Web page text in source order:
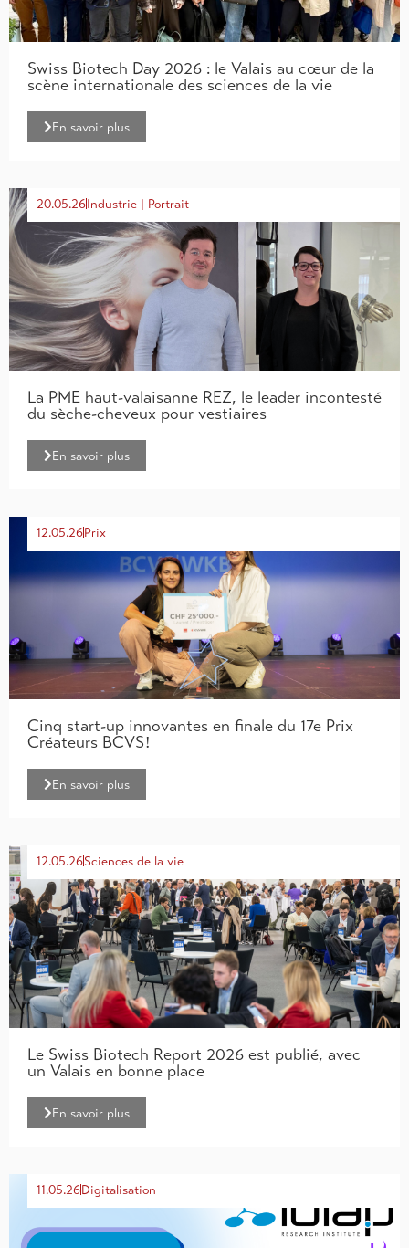
Swiss Biotech Day 2026 : le Valais au cœur de la
scène internationale des sciences de la vie
En savoir plus
20.05.26Industrie | Portrait
La PME haut-valaisanne REZ, le leader incontesté
du sèche-cheveux pour vestiaires
En savoir plus
12.05.26Prix
Cinq start-up innovantes en finale du 17e Prix
Créateurs BCVS !
En savoir plus
12.05.26Sciences de la vie
Le Swiss Biotech Report 2026 est publié, avec
un Valais en bonne place
En savoir plus
11.05.26Digitalisation